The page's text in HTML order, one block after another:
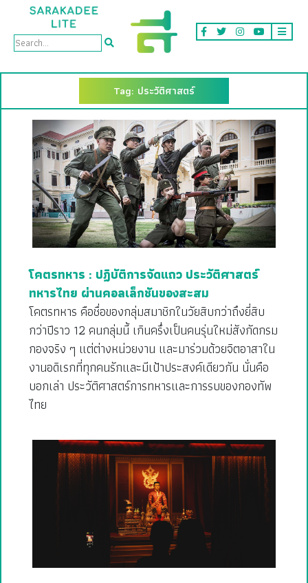
Tag: ประวัติศาสตร์
โคตรทหาร : ปฏิบัติการจัดแถว ประวัติศาสตร์
ทหารไทย ผ่านคอลเล็กชันของสะสม
โคตรทหาร คือชื่อของกลุ่มสมาชิกในวัยสิบกว่าถึงยี่สิบ
กว่าปีราว 12 คนกลุ่มนี้ เกินครึ่งเป็นคนรุ่นใหม่สังกัดกรม
กองจริง ๆ แต่ต่างหน่วยงาน และมาร่วมด้วยจิตอาสาใน
งานอดิเรกที่ทุกคนรักและมีเป้าประสงค์เดียวกัน นั่นคือ
บอกเล่า ประวัติศาสตร์การทหารและการรบของกองทัพ
ไทย